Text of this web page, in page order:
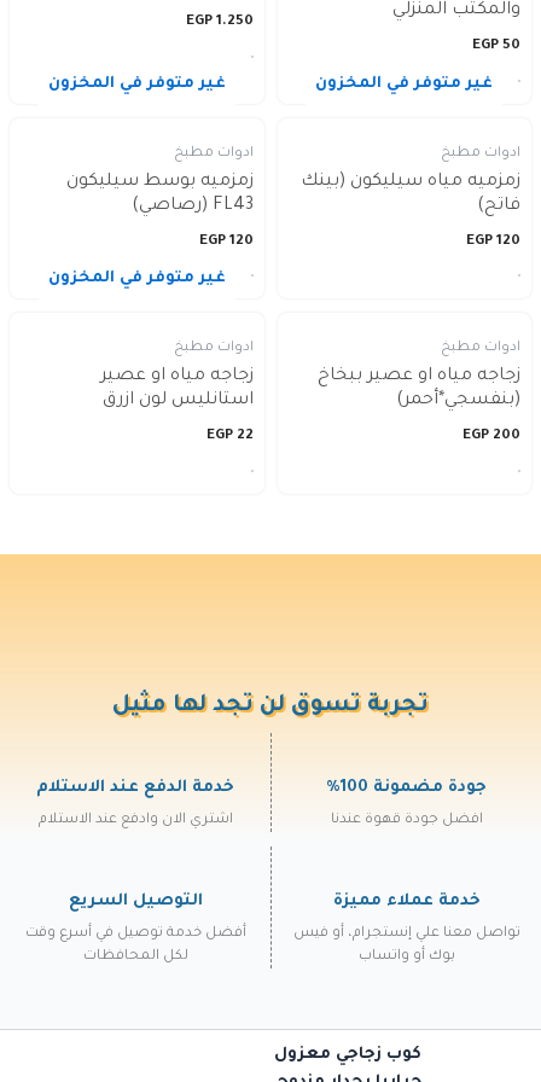
والمكتب المنزلي
50
EGP
1.250
EGP
غير متوفر في المخزون
ادوات مطبخ
زمزميه مياه سيليكون (بينك
فاتح)
120
EGP
غير متوفر في المخزون
ادوات مطبخ
زمزميه بوسط سيليكون
FL43 (رصاصي)
120
EGP
ادوات مطبخ
زجاجه مياه او عصير ببخاخ
(بنفسجي*أحمر)
200
EGP
غير متوفر في المخزون
ادوات مطبخ
زجاجه مياه او عصير
استانليس لون ازرق
22
EGP
تجربة تسوق لن تجد لها مثيل
جودة مضمونة 100%
افضل جودة قهوة عندنا
خدمة الدفع عند الاستلام
اشتري الان وادفع عند الاستلام
خدمة عملاء مميزة
تواصل معنا علي إنستجرام، أو فيس
بوك أو واتساب
التوصيل السريع
أفضل خدمة توصيل في أسرع وقت
لكل المحافظات
كوب زجاجي معزول